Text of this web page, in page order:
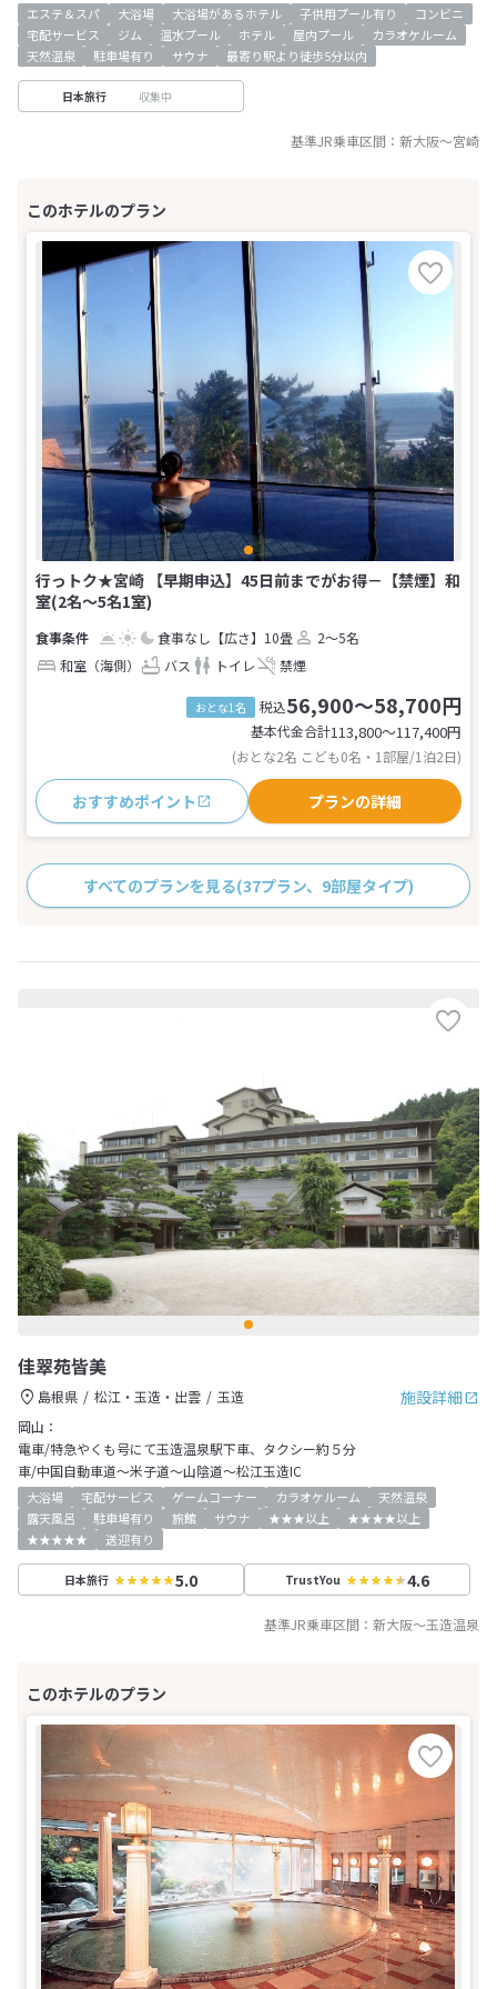
エステ＆スパ 大浴場 大浴場があるホテル 子供用プール有り
コンビニ
宅配サービス
ジム 温水プール ホテル 屋内プール
カラオケルーム
天然温泉
駐車場有り サウナ 最寄り駅より徒歩5分以内
日本旅行 収集中
基準JR乗車区間： 新大阪～宮崎
行っトク★宮崎 【早期申込】45日前までがお得－【禁煙】和
室(2名～5名1室)
食事なし 【広さ】10畳
2～5名
和室（海側）
バス トイレ 禁煙
おとな1名 税込56,900～58,700円
基本代金合計113,800〜117,400円
(おとな2名 こども0名・1部屋/1泊2日)
おすすめポイント プランの詳細
すべてのプランを見る(37プラン、9部屋タイプ)
佳翠苑皆美
施設詳細
島根県 松江・玉造・出雲
玉造
岡山：
電車/特急やくも号にて玉造温泉駅下車、タクシー約５分
車/中国自動車道～米子道～山陰道～松江玉造IC
大浴場 宅配サービス ゲームコーナー カラオケルーム
天然温泉
露天風呂
駐車場有り 旅館 サウナ ★★★以上
★★★★以上
★★★★★
送迎有り
日本旅行 5.0 TrustYou 4.6
基準JR乗車区間： 新大阪～玉造温泉